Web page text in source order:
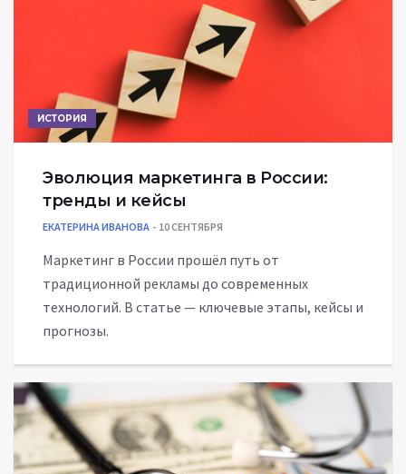
ИСТОРИЯ
Эволюция маркетинга в России:
тренды и кейсы
ЕКАТЕРИНА ИВАНОВА 10 СЕНТЯБРЯ
Маркетинг в России прошёл путь от
традиционной рекламы до современных
технологий. В статье — ключевые этапы, кейсы и
прогнозы.